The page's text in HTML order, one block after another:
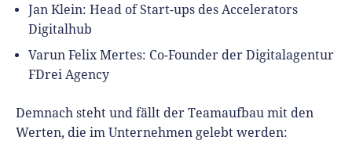
Jan Klein: Head of Start-ups des Accelerators
Digitalhub
Varun Felix Mertes: Co-Founder der Digitalagentur
FDrei Agency
Demnach steht und fällt der Teamaufbau mit den
Werten, die im Unternehmen gelebt werden: